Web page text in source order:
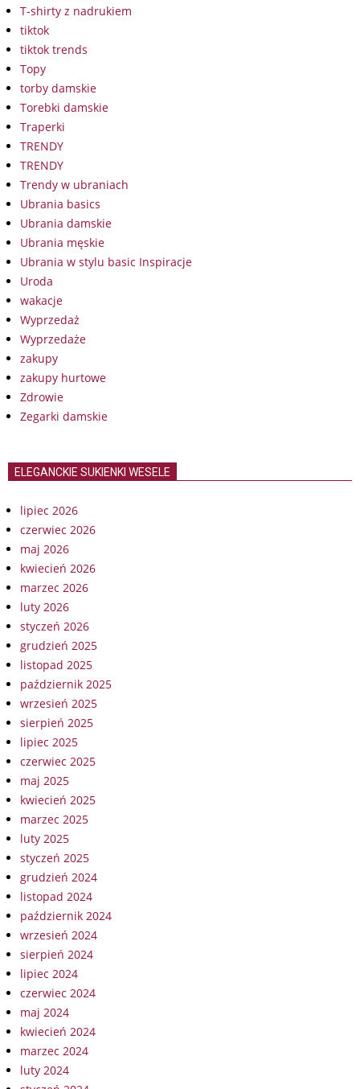
T-shirty z nadrukiem
tiktok
tiktok trends
Topy
torby damskie
Torebki damskie
Traperki
TRENDY
TRENDY
Trendy w ubraniach
Ubrania basics
Ubrania damskie
Ubrania męskie
Ubrania w stylu basic Inspiracje
Uroda
wakacje
Wyprzedaż
Wyprzedaże
zakupy
zakupy hurtowe
Zdrowie
Zegarki damskie
ELEGANCKIE SUKIENKI WESELE
lipiec 2026
czerwiec 2026
maj 2026
kwiecień 2026
marzec 2026
luty 2026
styczeń 2026
grudzień 2025
listopad 2025
październik 2025
wrzesień 2025
sierpień 2025
lipiec 2025
czerwiec 2025
maj 2025
kwiecień 2025
marzec 2025
luty 2025
styczeń 2025
grudzień 2024
listopad 2024
październik 2024
wrzesień 2024
sierpień 2024
lipiec 2024
czerwiec 2024
maj 2024
kwiecień 2024
marzec 2024
luty 2024